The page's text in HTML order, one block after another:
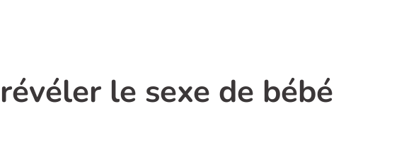
le sexe de bébé